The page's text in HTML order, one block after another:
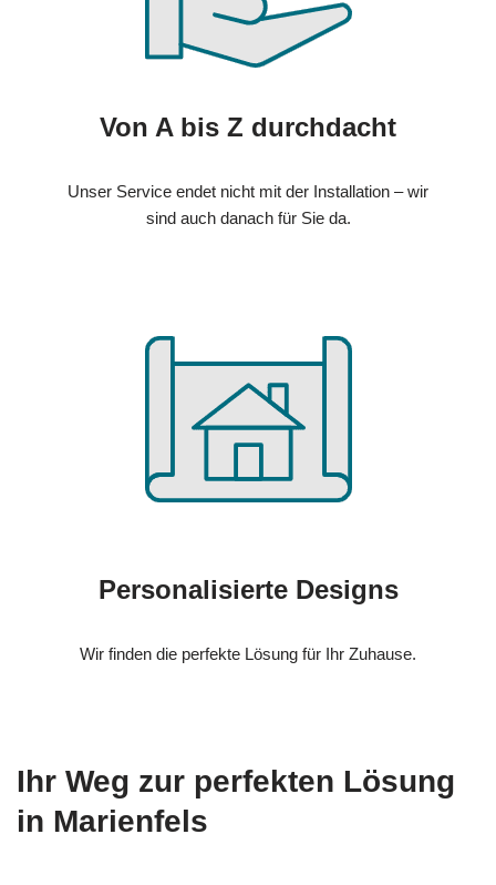
Von A bis Z durchdacht
Unser Service endet nicht mit der Installation – wir
sind auch danach für Sie da.
Personalisierte Designs
Wir finden die perfekte Lösung für Ihr Zuhause.
Ihr Weg zur perfekten Lösung
in Marienfels